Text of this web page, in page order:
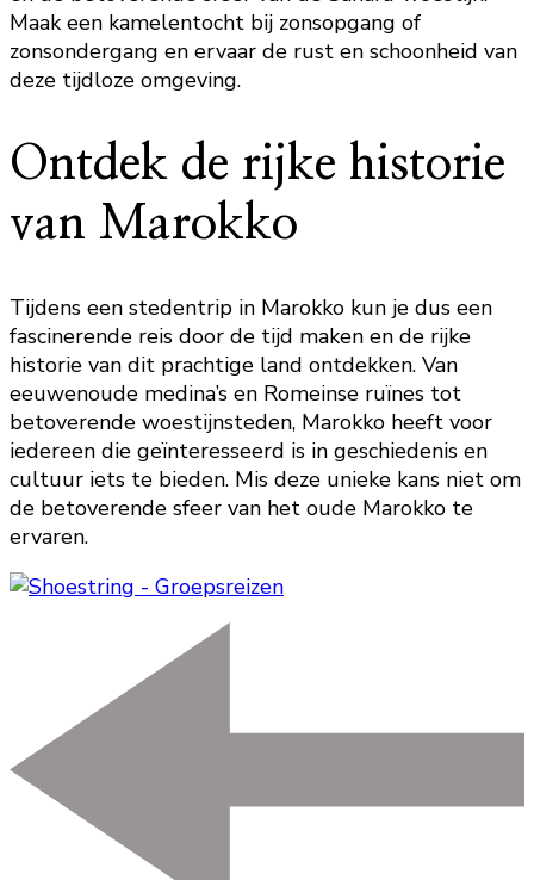
Maak een kamelentocht bij zonsopgang of
zonsondergang en ervaar de rust en schoonheid van
deze tijdloze omgeving.
Ontdek de rijke historie
van Marokko
Tijdens een stedentrip in Marokko kun je dus een
fascinerende reis door de tijd maken en de rijke
historie van dit prachtige land ontdekken. Van
eeuwenoude medina’s en Romeinse ruïnes tot
betoverende woestijnsteden, Marokko heeft voor
iedereen die geïnteresseerd is in geschiedenis en
cultuur iets te bieden. Mis deze unieke kans niet om
de betoverende sfeer van het oude Marokko te
ervaren.